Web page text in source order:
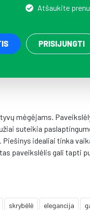
Atšaukite
PRISIJUNGTI
mėgėjams.
suteikia
idealiai tinka
paveikslėlis gali tapti
skrybėlė elegancija